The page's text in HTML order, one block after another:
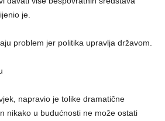
je.
problem jer politika upravlja državom.
napravio je tolike dramatične
nikako u budućnosti ne može ostati